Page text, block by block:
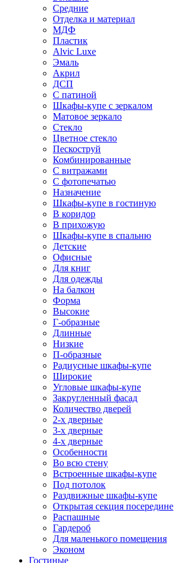
Средние
Отделка и материал
МДФ
Пластик
Alvic Luxe
Эмаль
Акрил
ДСП
С патиной
Шкафы-купе с зеркалом
Матовое зеркало
Стекло
Цветное стекло
Пескоструй
Комбинированные
С витражами
С фотопечатью
Назначение
Шкафы-купе в гостиную
В коридор
В прихожую
Шкафы-купе в спальню
Детские
Офисные
Для книг
Для одежды
На балкон
Форма
Высокие
Г-образные
Длинные
Низкие
П-образные
Радиусные шкафы-купе
Широкие
Угловые шкафы-купе
Закругленный фасад
Количество дверей
2-х дверные
3-х дверные
4-х дверные
Особенности
Во всю стену
Встроенные шкафы-купе
Под потолок
Раздвижные шкафы-купе
Открытая секция посередине
Распашные
Гардероб
Для маленького помещения
Эконом
Гостиные